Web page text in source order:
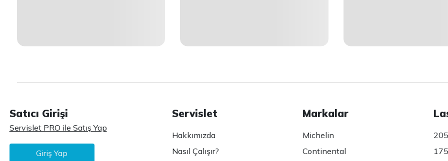
Satıcı Girişi
Servislet PRO ile Satış Yap
Giriş Yap
Servislet
Hakkımızda
Nasıl Çalışır?
Markalar
Michelin
Continental